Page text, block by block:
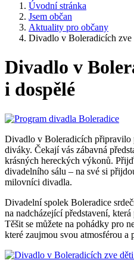
Úvodní stránka
Jsem občan
Aktuality pro občany
Divadlo v Boleradicích zve
Divadlo v
i dospělé
Divadlo v Boleradicích připravilo
diváky. Čekají vás zábavná
krásných hereckých výkonů.
divadelního sálu – na své si
milovníci divadla.
Divadelní spolek Boleradice
na nadcházející představení,
Těšit se můžete na pohádky pro
které zaujmou svou atmosférou a